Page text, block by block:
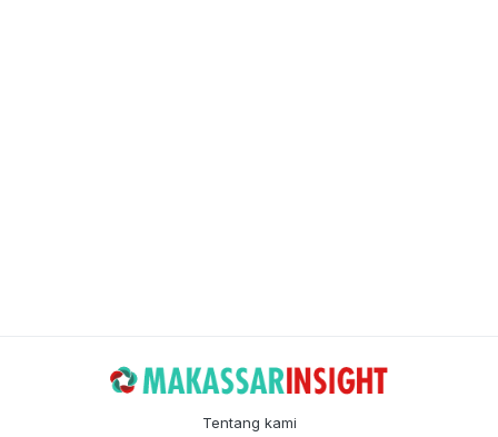
Tentang kami